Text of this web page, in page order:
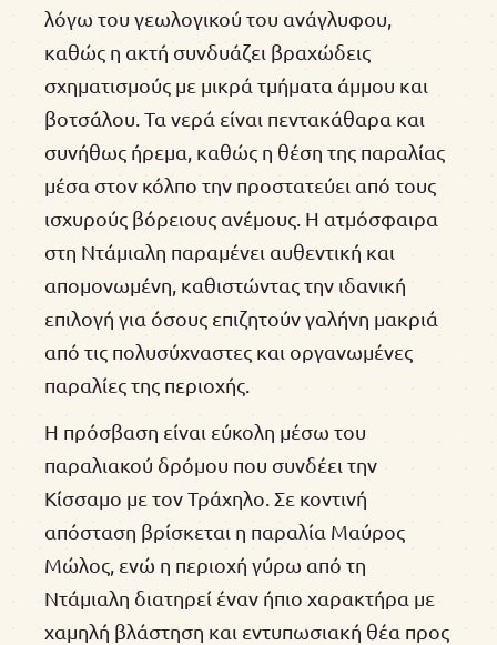
λόγω του γεωλογικού του ανάγλυφου,
καθώς η ακτή συνδυάζει βραχώδεις
σχηματισμούς με μικρά τμήματα άμμου και
βοτσάλου. Τα νερά είναι πεντακάθαρα και
συνήθως ήρεμα, καθώς η θέση της παραλίας
μέσα στον κόλπο την προστατεύει από τους
ισχυρούς βόρειους ανέμους. Η ατμόσφαιρα
στη Ντάμιαλη παραμένει αυθεντική και
απομονωμένη, καθιστώντας την ιδανική
επιλογή για όσους επιζητούν γαλήνη μακριά
από τις πολυσύχναστες και οργανωμένες
παραλίες της περιοχής.
Η πρόσβαση είναι εύκολη μέσω του
παραλιακού δρόμου που συνδέει την
Κίσσαμο με τον Τράχηλο. Σε κοντινή
απόσταση βρίσκεται η παραλία Μαύρος
Μώλος, ενώ η περιοχή γύρω από τη
Ντάμιαλη διατηρεί έναν ήπιο χαρακτήρα με
χαμηλή βλάστηση και εντυπωσιακή θέα προς